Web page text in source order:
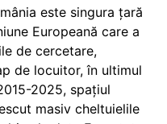
este singura țară
Europeană care a
de cercetare,
de locuitor, în ultimul
2025, spațiul
masiv cheltuielile